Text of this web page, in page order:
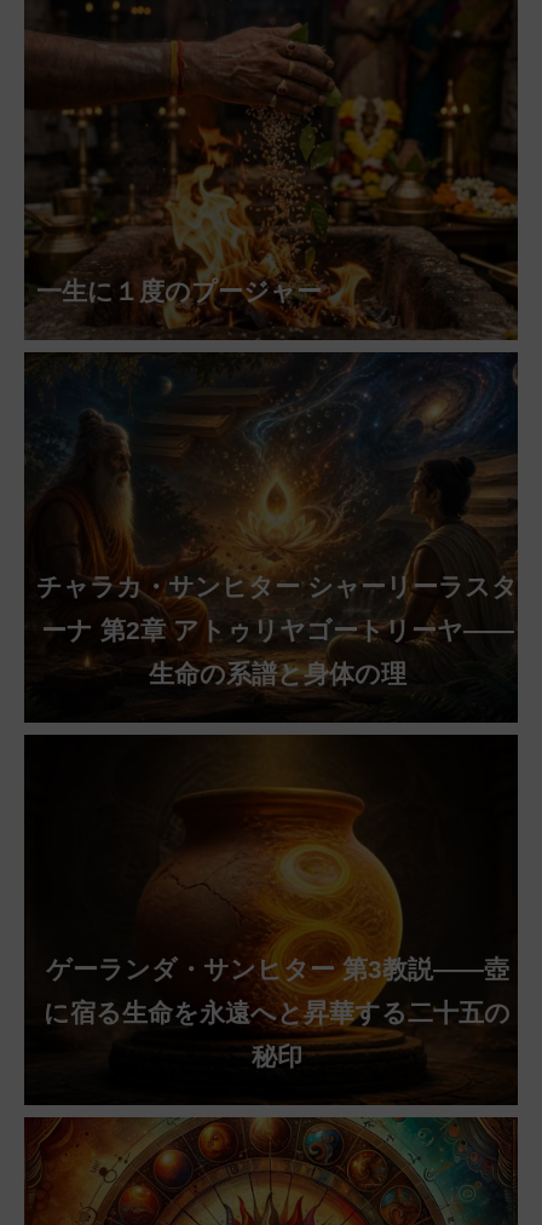
一生に１度のプージャー
チャラカ・サンヒター シャーリーラスタ
ーナ 第2章 アトゥリヤゴートリーヤ——
生命の系譜と身体の理
ゲーランダ・サンヒター 第3教説——壺
に宿る生命を永遠へと昇華する二十五の
秘印